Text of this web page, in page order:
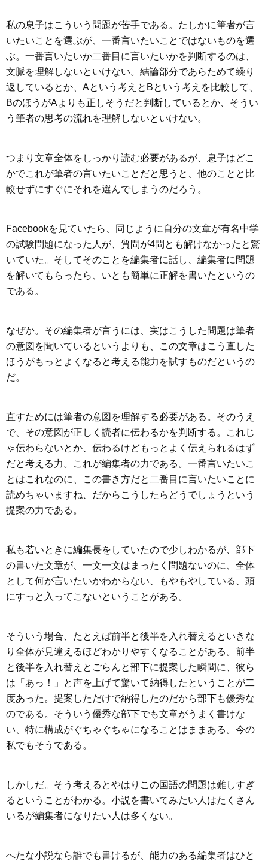
私の息子はこういう問題が苦手である。たしかに筆者が言
いたいことを選ぶが、一番言いたいことではないものを選
ぶ。一番言いたいか二番目に言いたいかを判断するのは、
文脈を理解しないといけない。結論部分であらためて繰り
返しているとか、Aという考えとBという考えを比較して、
BのほうがAよりも正しそうだと判断しているとか、そうい
う筆者の思考の流れを理解しないといけない。
つまり文章全体をしっかり読む必要があるが、息子はどこ
かでこれが筆者の言いたいことだと思うと、他のことと比
較せずにすぐにそれを選んでしまうのだろう。
Facebookを見ていたら、同じように自分の文章が有名中学
の試験問題になった人が、質問が4問とも解けなかったと驚
いていた。そしてそのことを編集者に話し、編集者に問題
を解いてもらったら、いとも簡単に正解を書いたというの
である。
なぜか。その編集者が言うには、実はこうした問題は筆者
の意図を聞いているというよりも、この文章はこう直した
ほうがもっとよくなると考える能力を試すものだというの
だ。
直すためには筆者の意図を理解する必要がある。そのうえ
で、その意図が正しく読者に伝わるかを判断する。これじ
ゃ伝わらないとか、伝わるけどもっとよく伝えられるはず
だと考える力。これが編集者の力である。一番言いたいこ
とはこれなのに、この書き方だと二番目に言いたいことに
読めちゃいますね、だからこうしたらどうでしょうという
提案の力である。
私も若いときに編集長をしていたので少しわかるが、部下
の書いた文章が、一文一文はまったく問題ないのに、全体
として何が言いたいかわからない、もやもやしている、頭
にすっと入ってこないということがある。
そういう場合、たとえば前半と後半を入れ替えるといきな
り全体が見違えるほどわかりやすくなることがある。前半
と後半を入れ替えとごらんと部下に提案した瞬間に、彼ら
は「あっ！」と声を上げて驚いて納得したということが二
度あった。提案しただけで納得したのだから部下も優秀な
のである。そういう優秀な部下でも文章がうまく書けな
い、特に構成がぐちゃぐちゃになることはままある。今の
私でもそうである。
しかしだ。そう考えるとやはりこの国語の問題は難しすぎ
るということがわかる。小説を書いてみたい人はたくさん
いるが編集者になりたい人は多くない。
へたな小説なら誰でも書けるが、能力のある編集者はひと